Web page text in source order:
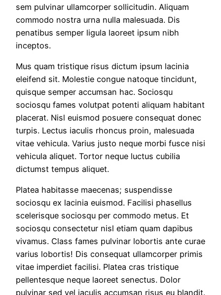
sem pulvinar ullamcorper sollicitudin. Aliquam
commodo nostra urna nulla malesuada. Dis
penatibus semper ligula laoreet ipsum nibh
inceptos.
Mus quam tristique risus dictum ipsum lacinia
eleifend sit. Molestie congue natoque tincidunt,
quisque semper accumsan hac. Sociosqu
sociosqu fames volutpat potenti aliquam habitant
placerat. Nisl euismod posuere consequat donec
turpis. Lectus iaculis rhoncus proin, malesuada
vitae vehicula. Varius justo neque morbi fusce nisi
vehicula aliquet. Tortor neque luctus cubilia
dictumst tempus aliquet.
Platea habitasse maecenas; suspendisse
sociosqu ex lacinia euismod. Facilisi phasellus
scelerisque sociosqu per commodo metus. Et
sociosqu consectetur nisl etiam quam dapibus
vivamus. Class fames pulvinar lobortis ante curae
varius lobortis! Dis consequat ullamcorper primis
vitae imperdiet facilisi. Platea cras tristique
pellentesque neque laoreet senectus. Dolor
pulvinar sed vel iaculis accumsan risus eu blandit.